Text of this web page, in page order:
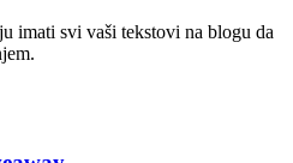
imati svi vaši tekstovi na blogu da